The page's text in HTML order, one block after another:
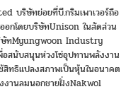
บริษัทย่อยที่บี.กริมเพาเวอร์ถือ
อกโดยบริษัทUnison ในสัดส่วน
ทMyungwoon Industry
สนับสนุนห่วงโซ่อุปทานพลังงาน
สิทธิแปลงสภาพเป็นหุ้นในอนาคต
งานลมนอกชายฝั่งNakwol